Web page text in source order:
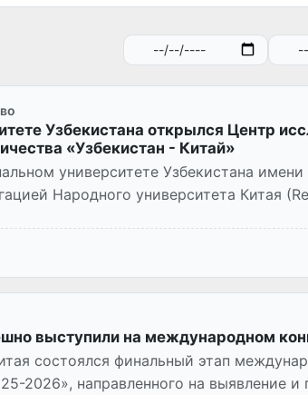
Узбекистана открылся Центр
«Узбекистан - Китай»
университете Узбекистана
Народного университета Китая
выступили на международном
состоялся финальный этап
2026», направленного на выявление и